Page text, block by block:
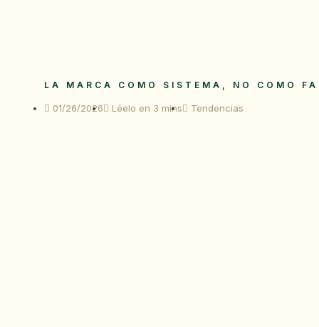
LA MARCA COMO SISTEMA, NO COMO
01/26/2026 Léelo en 3 mins Tendencias